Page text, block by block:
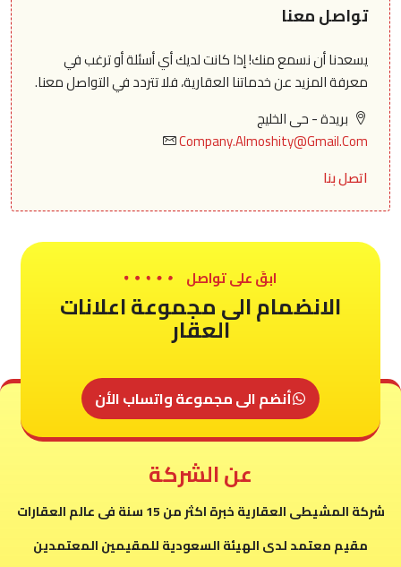
تواصل معنا
يسعدنا أن نسمع منك! إذا كانت لديك أي أسئلة أو ترغب في
معرفة المزيد عن خدماتنا العقارية، فلا تتردد في التواصل معنا.
بريدة - حى الخليج
Company.Almoshity@Gmail.Com
اتصل بنا
ابقَ على تواصل
الانضمام الى مجموعة اعلانات
العقار
أنضم الى مجموعة واتساب الأن
عن الشركة
شركة المشيطى العقارية خبرة اكثر من 15 سنة فى عالم العقارات
مقيم معتمد لدى الهيئة السعودية للمقيمين المعتمدين